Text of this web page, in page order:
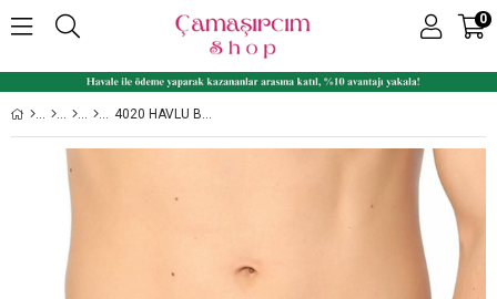
0
4020 HAVLU BEL DÜZ PENYE ERKEK BOXER